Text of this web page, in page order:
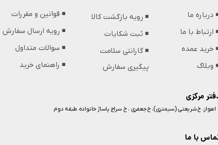
مرکزی
با ما
اهواز، خ شریعتی (سیمتری)، خ جعفری ، خ سراج پاساژ خانواده طبقه دوم
◾️ قوانین و مقررات
◾️ رویه ارسال سفارش
◾️ سوالات متداول
◾️ راهنمای خرید
درباره ما
ارتباط با ما
خرید عمده
وبلاگ
◾️ رویه بازگشت کالا
◾️ ثبت شکایات
◾️ گارانتی سلامت
پیگیری سفارش